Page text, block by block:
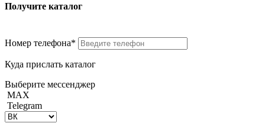
Получите каталог
Номер телефона*
Куда прислать каталог
Выберите мессенджер
MAX
Telegram